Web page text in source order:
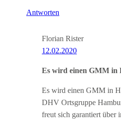
Antworten
Florian Rister
12.02.2020
Es wird einen GMM in
Es wird einen GMM in
DHV Ortsgruppe
freut sich garantiert über